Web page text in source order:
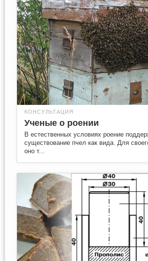
КОНСУЛЬТАЦИЯ
Ученые о роении
В естественных условиях роение
существование пчел как вида. Для
оно т...